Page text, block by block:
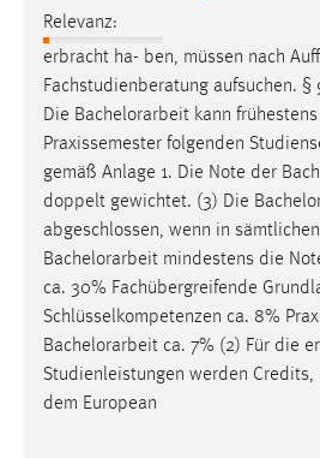
Relevanz:
erbracht ha- ben, müssen nach
Fachstudienberatung aufsuchen. §
Die Bachelorarbeit kann
Praxissemester folgenden
gemäß Anlage 1. Die Note der
doppelt gewichtet. (3) Die
abgeschlossen, wenn in
Bachelorarbeit mindestens die
ca. 30% Fachübergreifende
Schlüsselkompetenzen ca. 8%
Bachelorarbeit ca. 7% (2) Für die
Studienleistungen werden Credits,
dem European